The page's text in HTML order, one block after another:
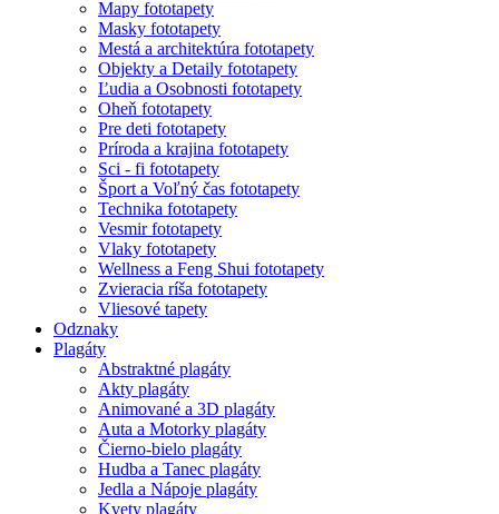
Mapy fototapety
Masky fototapety
Mestá a architektúra fototapety
Objekty a Detaily fototapety
Ľudia a Osobnosti fototapety
Oheň fototapety
Pre deti fototapety
Príroda a krajina fototapety
Sci - fi fototapety
Šport a Voľný čas fototapety
Technika fototapety
Vesmir fototapety
Vlaky fototapety
Wellness a Feng Shui fototapety
Zvieracia ríša fototapety
Vliesové tapety
Odznaky
Plagáty
Abstraktné plagáty
Akty plagáty
Animované a 3D plagáty
Auta a Motorky plagáty
Čierno-bielo plagáty
Hudba a Tanec plagáty
Jedla a Nápoje plagáty
Kvety plagáty